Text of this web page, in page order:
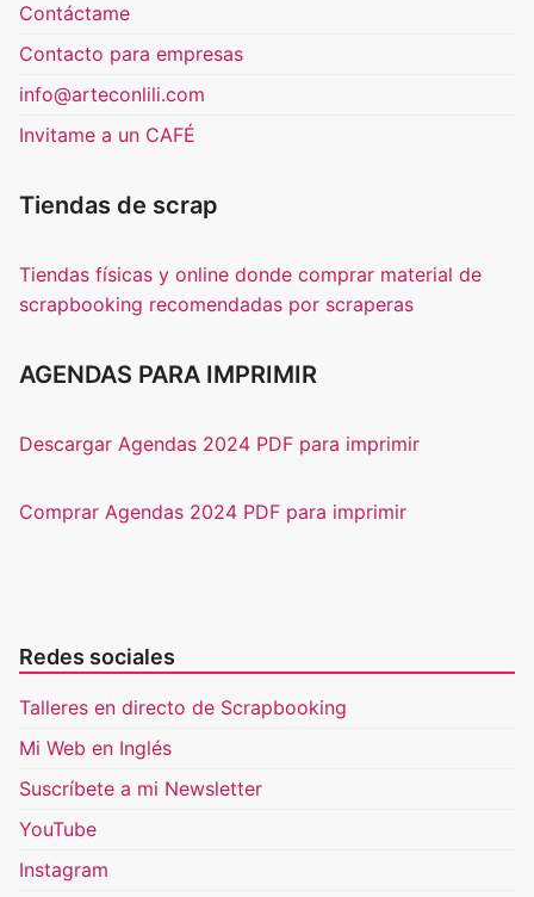
Contáctame
Contacto para empresas
info@arteconlili.com
Invitame a un CAFÉ
Tiendas de scrap
Tiendas físicas y online donde comprar material de
scrapbooking recomendadas por scraperas
AGENDAS PARA IMPRIMIR
Descargar Agendas 2024 PDF para imprimir
Comprar Agendas 2024 PDF para imprimir
Redes sociales
Talleres en directo de Scrapbooking
Mi Web en Inglés
Suscríbete a mi Newsletter
YouTube
Instagram